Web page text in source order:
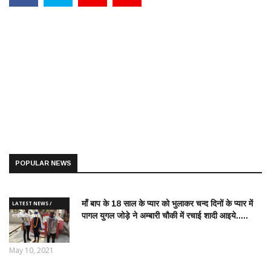
POPULAR NEWS
LATEST NEWS /
ताज़ातरीन खबरें
माँ बाप के 18 साल के प्यार को भुलाकर चन्द दिनों के प्यार में
पागल युगल जोड़े ने अम्बारी चौकी में रचाई शादी आइये.....
May 10, 2021